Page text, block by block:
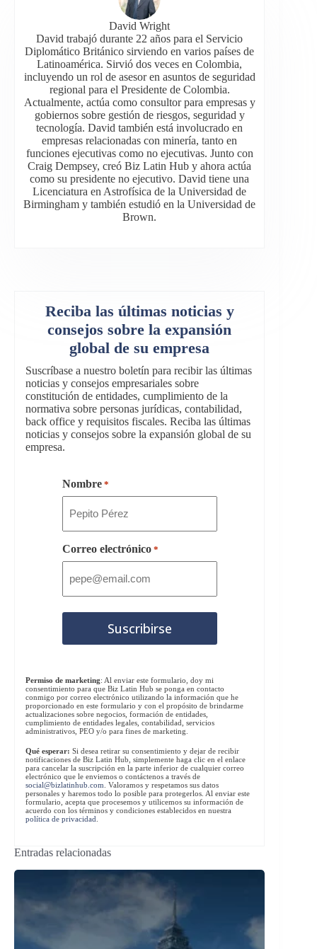
David Wright
David trabajó durante 22 años para el Servicio
Diplomático Británico sirviendo en varios países de
Latinoamérica. Sirvió dos veces en Colombia,
incluyendo un rol de asesor en asuntos de seguridad
regional para el Presidente de Colombia.
Actualmente, actúa como consultor para empresas y
gobiernos sobre gestión de riesgos, seguridad y
tecnología. David también está involucrado en
empresas relacionadas con minería, tanto en
funciones ejecutivas como no ejecutivas. Junto con
Craig Dempsey, creó Biz Latin Hub y ahora actúa
como su presidente no ejecutivo. David tiene una
Licenciatura en Astrofísica de la Universidad de
Birmingham y también estudió en la Universidad de
Brown.
Reciba las últimas noticias y
consejos sobre la expansión
global de su empresa
Suscríbase a nuestro boletín para recibir las últimas
noticias y consejos empresariales sobre
constitución de entidades, cumplimiento de la
normativa sobre personas jurídicas, contabilidad,
back office y requisitos fiscales. Reciba las últimas
noticias y consejos sobre la expansión global de su
empresa.
Nombre *
Correo electrónico *
Permiso de marketing: Al enviar este formulario, doy mi
consentimiento para que Biz Latin Hub se ponga en contacto
conmigo por correo electrónico utilizando la información que he
proporcionado en este formulario y con el propósito de brindarme
actualizaciones sobre negocios, formación de entidades,
cumplimiento de entidades legales, contabilidad, servicios
administrativos, PEO y/o para fines de marketing.
Qué esperar: Si desea retirar su consentimiento y dejar de recibir
notificaciones de Biz Latin Hub, simplemente haga clic en el enlace
para cancelar la suscripción en la parte inferior de cualquier correo
electrónico que le enviemos o contáctenos a través de
social@bizlatinhub.com. Valoramos y respetamos sus datos
personales y haremos todo lo posible para protegerlos. Al enviar este
formulario, acepta que procesemos y utilicemos su información de
acuerdo con los términos y condiciones establecidos en nuestra
política de privacidad.
Entradas relacionadas